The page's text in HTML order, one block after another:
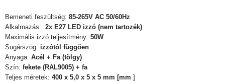
Bemeneti feszültség: 85-265V AC 50/60Hz
Alkalmazás: 2x E27 LED izzó (nem tartozék)
Maximális izzó teljesítmény: 50W
Sugárszög: izzótól függően
Anyaga: Acél + Fa (tölgy)
Szín: fekete (RAL9005) + fa
Teljes méretek: 400 x 5,0 x 5 x 5 mm [mm ]